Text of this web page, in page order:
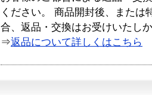
ください。 商品開封後、または
合、返品・交換はお受けいたし
⇒返品について詳しくはこちら